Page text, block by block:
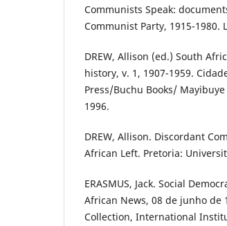
Communists Speak:
Communist Party, 1915-1980.
DREW, Allison (ed.) South
history, v. 1, 1907-1959.
Press/Buchu Books/
1996.
DREW, Allison. Discordant
African Left. Pretoria:
ERASMUS, Jack. Social
African News, 08 de junho de
Collection, International